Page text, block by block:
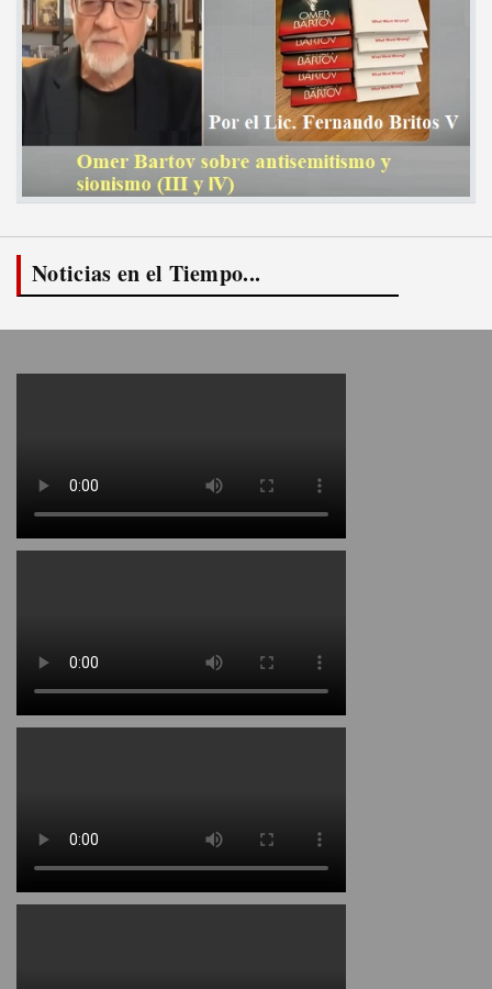
Noticias en el Tiempo...